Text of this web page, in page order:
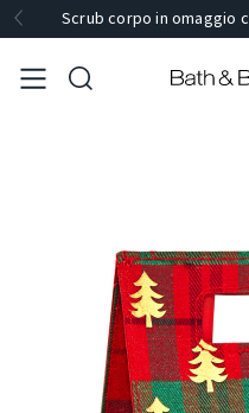
Scrub corpo in omaggio